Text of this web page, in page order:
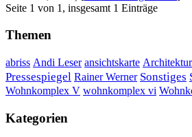
Seite 1 von 1, insgesamt 1 Einträge
Themen
abriss Andi Leser ansichtskarte Architektur
Pressespiegel Rainer Werner Sonstiges
Wohnkomplex V wohnkomplex vi
Kategorien